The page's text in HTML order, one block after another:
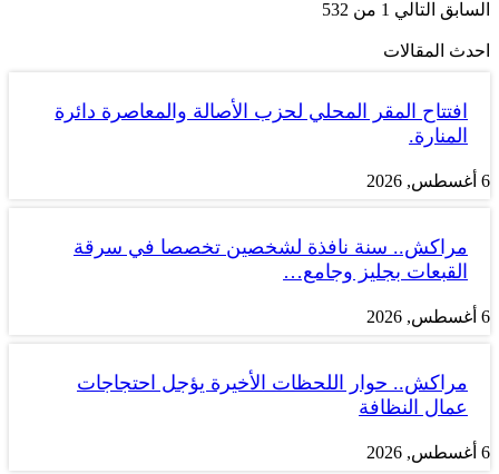
السابق التالي 1 من 532
احدث المقالات
افتتاح المقر المحلي لحزب الأصالة والمعاصرة دائرة
المنارة.
6 أغسطس, 2026
مراكش.. سنة نافذة لشخصين تخصصا في سرقة
القبعات بجليز وجامع…
6 أغسطس, 2026
مراكش.. حوار اللحظات الأخيرة يؤجل احتجاجات
عمال النظافة
6 أغسطس, 2026